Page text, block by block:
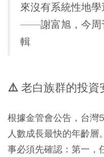
來沒有系統性地學
——謝富旭，今周
輯
⚠️ 老白族群的投資
根據金管會公告，台灣
人數成長最快的年齡層
事必須先確認：第一，